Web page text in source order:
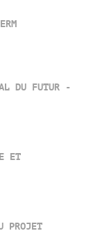
DU FUTUR -
ET
PROJET